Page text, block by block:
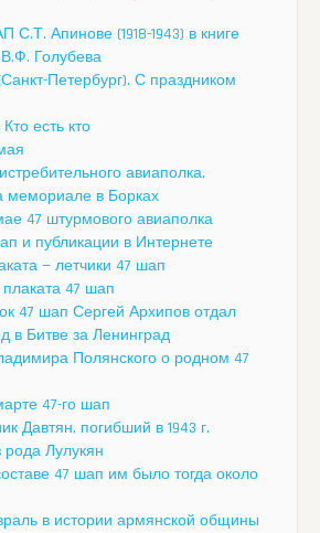
С.Т. Апинове (1918-1943) в книге
Голубева
Петербург). С праздником
есть кто
авиаполка,
мемориале в Борках
47 штурмового авиаполка
и публикации в Интернете
— летчики 47 шап
47 шап
47 шап Сергей Архипов отдал
в Битве за Ленинград
Полянского о родном 47
47-го шап
Давтян, погибший в 1943 г.
Лулукян
47 шап им было тогда около
в истории армянской общины